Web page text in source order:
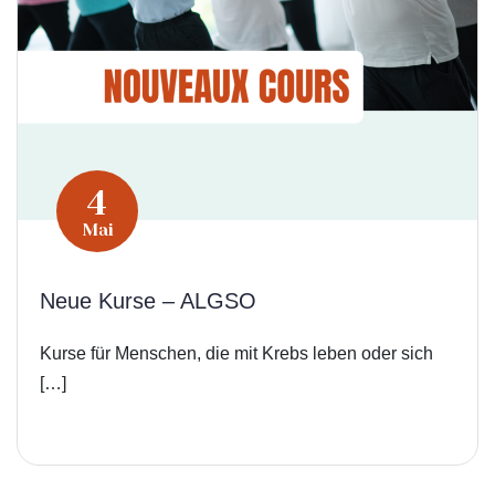
4
Mai
Neue Kurse – ALGSO
Kurse für Menschen, die mit Krebs leben oder sich
[…]